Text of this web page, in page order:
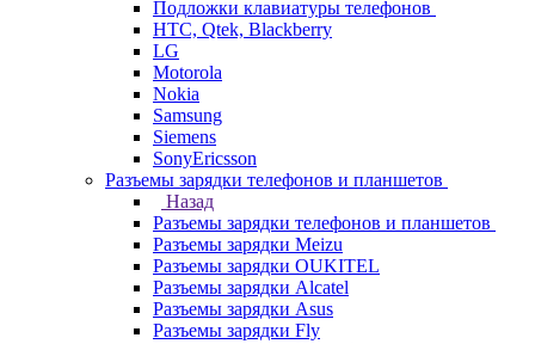
Подложки клавиатуры телефонов
HTC, Qtek, Blackberry
LG
Motorola
Nokia
Samsung
Siemens
SonyEricsson
Разъемы зарядки телефонов и планшетов
Назад
Разъемы зарядки телефонов и планшетов
Разъемы зарядки Meizu
Разъемы зарядки OUKITEL
Разъемы зарядки Alcatel
Разъемы зарядки Asus
Разъемы зарядки Fly